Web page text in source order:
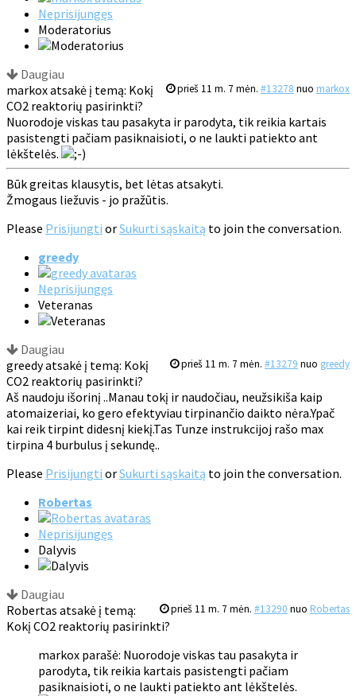
Neprisijungęs
Moderatorius
Daugiau
prieš 11 m. 7 mėn. #13278 nuo markox
markox atsakė į temą: Kokį
CO2 reaktorių pasirinkti?
Nuorodoje viskas tau pasakyta ir parodyta, tik reikia kartais
pasistengti pačiam pasiknaisioti, o ne laukti patiekto ant
lėkštelės.
Būk greitas klausytis, bet lėtas atsakyti.
Žmogaus liežuvis - jo pražūtis.
Please Prisijungti orSukurti sąskaitą to join the conversation.
greedy
Neprisijungęs
Veteranas
Daugiau
prieš 11 m. 7 mėn. #13279 nuo greedy
greedy atsakė į temą: Kokį
CO2 reaktorių pasirinkti?
Aš naudoju išorinį ..Manau tokį ir naudočiau, neužsikiša kaip
atomaizeriai, ko gero efektyviau tirpinančio daikto nėra.Ypač
kai reik tirpint didesnį kiekį.Tas Tunze instrukcijoj rašo max
tirpina 4 burbulus į sekundę..
Please Prisijungti orSukurti sąskaitą to join the conversation.
Robertas
Neprisijungęs
Dalyvis
Daugiau
prieš 11 m. 7 mėn. #13290 nuo Robertas
Robertas atsakė į temą:
Kokį CO2 reaktorių pasirinkti?
markox parašė: Nuorodoje viskas tau pasakyta ir
parodyta, tik reikia kartais pasistengti pačiam
pasiknaisioti, o ne laukti patiekto ant lėkštelės.